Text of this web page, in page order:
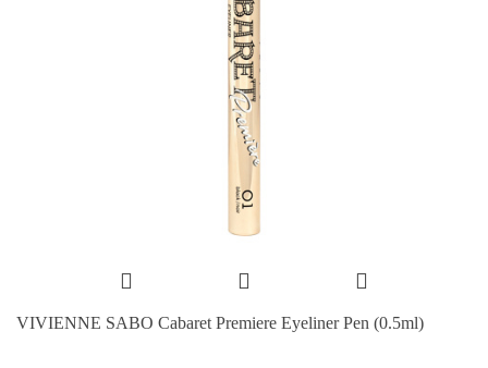
VIVIENNE SABO Cabaret Premiere Eyeliner Pen (0.5ml)